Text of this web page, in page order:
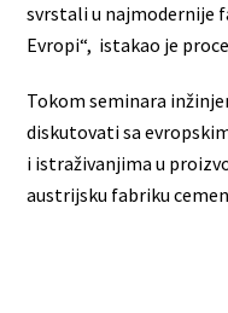
svrstali u najmodernije
Evropi“, istakao je
Tokom seminara
diskutovati sa
i istraživanjima u
austrijsku fabriku